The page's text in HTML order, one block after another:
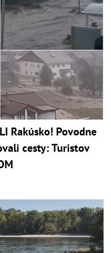
Rakúsko! Povodne
cesty: Turistov